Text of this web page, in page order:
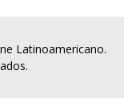
Latinoamericano.